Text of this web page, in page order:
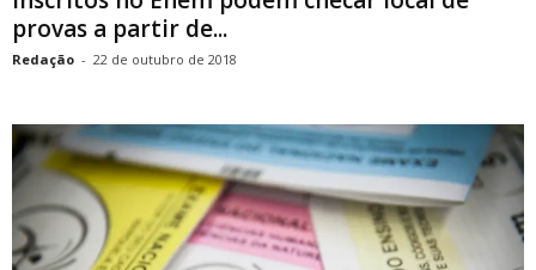
provas a partir de...
Redação - 22 de outubro de 2018